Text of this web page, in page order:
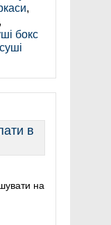
,
,
бокс
суші
в
на